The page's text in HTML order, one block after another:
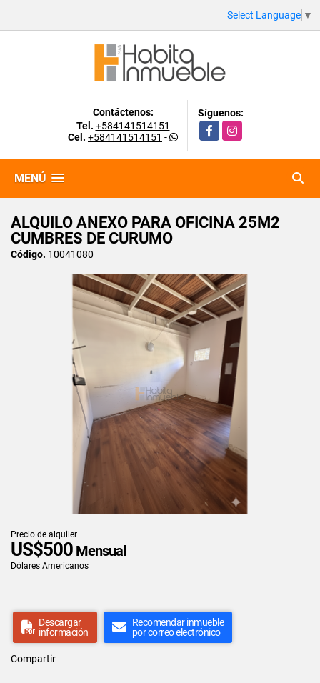
Select Language ▼
Contáctenos:
Tel. +584141514151
Cel. +584141514151 -
Síguenos:
FacebookInstagram
MENÚ
ALQUILO ANEXO PARA OFICINA 25M2
CUMBRES DE CURUMO
Código. 10041080
Precio de alquiler
US$500 Mensual
Dólares Americanos
Descargar
información
Recomendar inmueble
por correo electrónico
Compartir